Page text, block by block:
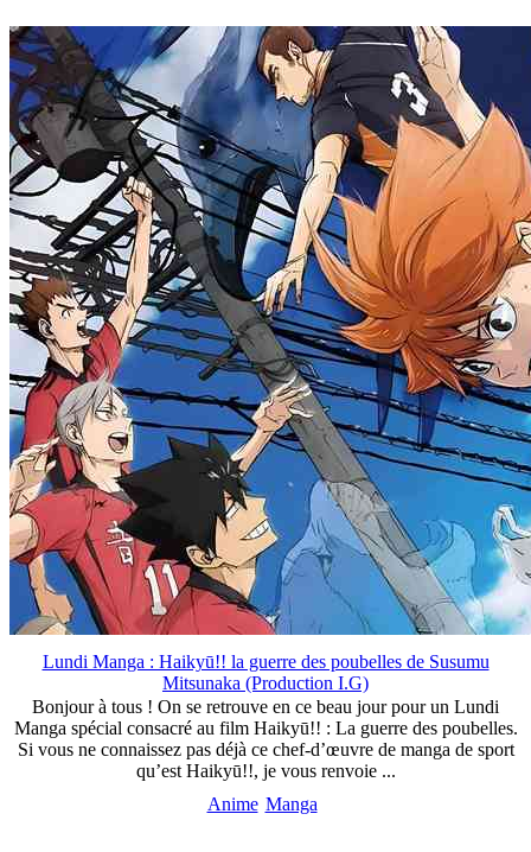
Lundi Manga : Haikyū!! la guerre des poubelles de Susumu
Mitsunaka (Production I.G)
Bonjour à tous ! On se retrouve en ce beau jour pour un Lundi
Manga spécial consacré au film Haikyū!! : La guerre des poubelles.
Si vous ne connaissez pas déjà ce chef-d’œuvre de manga de sport
qu’est Haikyū!!, je vous renvoie ...
Anime Manga